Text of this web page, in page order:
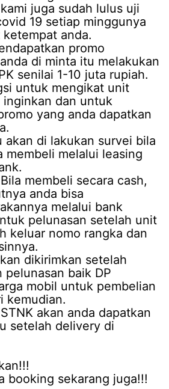
juga sudah lulus uji
19 setiap minggunya
anda.
promo
di minta itu melakukan
senilai 1-10 juta rupiah.
untuk mengikat unit
inginkan dan untuk
yang anda dapatkan
akan di lakukan survei bila
membeli melalui leasing
membeli secara cash,
anda bisa
melalui bank
pelunasan setelah unit
keluar nomo rangka dan
dikirimkan setelah
pelunasan baik DP
mobil untuk pembelian
kemudian.
akan anda dapatkan
setelah delivery di
booking sekarang juga!!!